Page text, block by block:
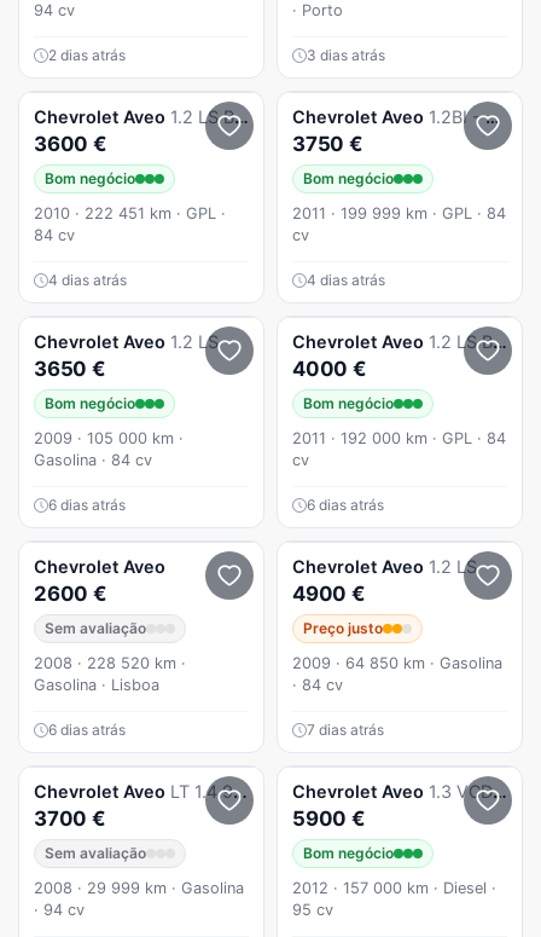
94 cv
2 dias atrás
· Porto
3 dias atrás
Chevrolet Aveo 1.2 LS Bi-Fuel
3600 €
Bom negócio
2010 · 222 451 km · GPL ·
84 cv
4 dias atrás
Chevrolet Aveo 1.2BI - FUEL
3750 €
Bom negócio
2011 · 199 999 km · GPL · 84
cv
4 dias atrás
Chevrolet Aveo 1.2 LS
3650 €
Bom negócio
2009 · 105 000 km ·
Gasolina · 84 cv
6 dias atrás
Chevrolet Aveo 1.2 LS Bi-Fuel
4000 €
Bom negócio
2011 · 192 000 km · GPL · 84
cv
6 dias atrás
Chevrolet Aveo
2600 €
Sem avaliação
2008 · 228 520 km ·
Gasolina · Lisboa
6 dias atrás
Chevrolet Aveo 1.2 LS
4900 €
Preço justo
2009 · 64 850 km · Gasolina
· 84 cv
7 dias atrás
Chevrolet Aveo LT 1.4 94cv Ar Cond
3700 €
Sem avaliação
2008 · 29 999 km · Gasolina
· 94 cv
Chevrolet Aveo 1.3 VCDi LTZ
5900 €
Bom negócio
2012 · 157 000 km · Diesel ·
95 cv